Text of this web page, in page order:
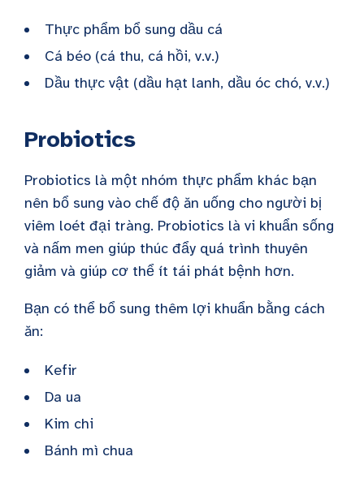
Thực phẩm bổ sung dầu cá
Cá béo (cá thu, cá hồi, v.v.)
Dầu thực vật (dầu hạt lanh, dầu óc chó, v.v.)
Probiotics
Probiotics là một nhóm thực phẩm khác bạn
nên bổ sung vào chế độ ăn uống cho người bị
viêm loét đại tràng. Probiotics là vi khuẩn sống
và nấm men giúp thúc đẩy quá trình thuyên
giảm và giúp cơ thể ít tái phát bệnh hơn.
Bạn có thể bổ sung thêm lợi khuẩn bằng cách
ăn:
Kefir
Da ua
Kim chi
Bánh mì chua